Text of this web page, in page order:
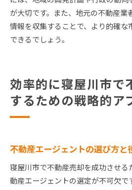
が大切です。また、地元の不動産業
情報を収集することで、より的確な
できるでしょう。
効率的に寝屋川市で
するための戦略的ア
不動産エージェントの選び方と
寝屋川市で不動産売却を成功させ
動産エージェントの選定が不可欠で